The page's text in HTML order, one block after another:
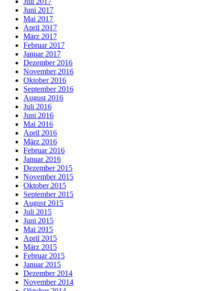
Juni 2017
Mai 2017
April 2017
März 2017
Februar 2017
Januar 2017
Dezember 2016
November 2016
Oktober 2016
September 2016
August 2016
Juli 2016
Juni 2016
Mai 2016
April 2016
März 2016
Februar 2016
Januar 2016
Dezember 2015
November 2015
Oktober 2015
September 2015
August 2015
Juli 2015
Juni 2015
Mai 2015
April 2015
März 2015
Februar 2015
Januar 2015
Dezember 2014
November 2014